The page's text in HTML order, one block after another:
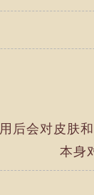
后会对皮肤
本身